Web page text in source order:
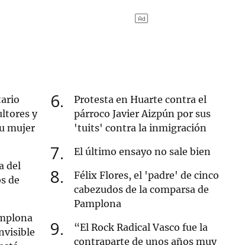
y
mujer
del
de
6
Protesta en Huarte contra el
párroco Javier Aizpún por sus
'tuits' contra la inmigración
7 El último ensayo no sale bien
8
Félix Flores, el 'padre' de cinco
cabezudos de la comparsa de
Pamplona
9
“El Rock Radical Vasco fue la
contraparte de unos años muy